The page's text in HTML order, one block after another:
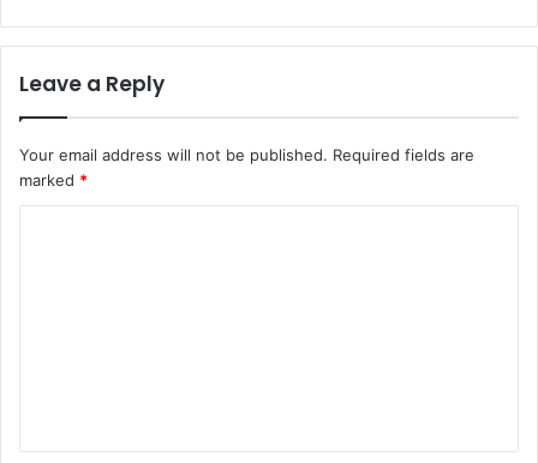
Leave a Reply
Your email address will not be published. Required fields are
marked *